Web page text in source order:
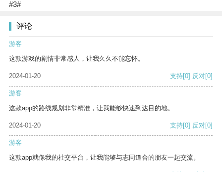
#3#
评论
游客
这款游戏的剧情非常感人，让我久久不能忘怀。
2024-01-20 支持[0] 反对[0]
游客
这款app的路线规划非常精准，让我能够快速到达目的地。
2024-01-20 支持[0] 反对[0]
游客
这款app就像我的社交平台，让我能够与志同道合的朋友一起交流。